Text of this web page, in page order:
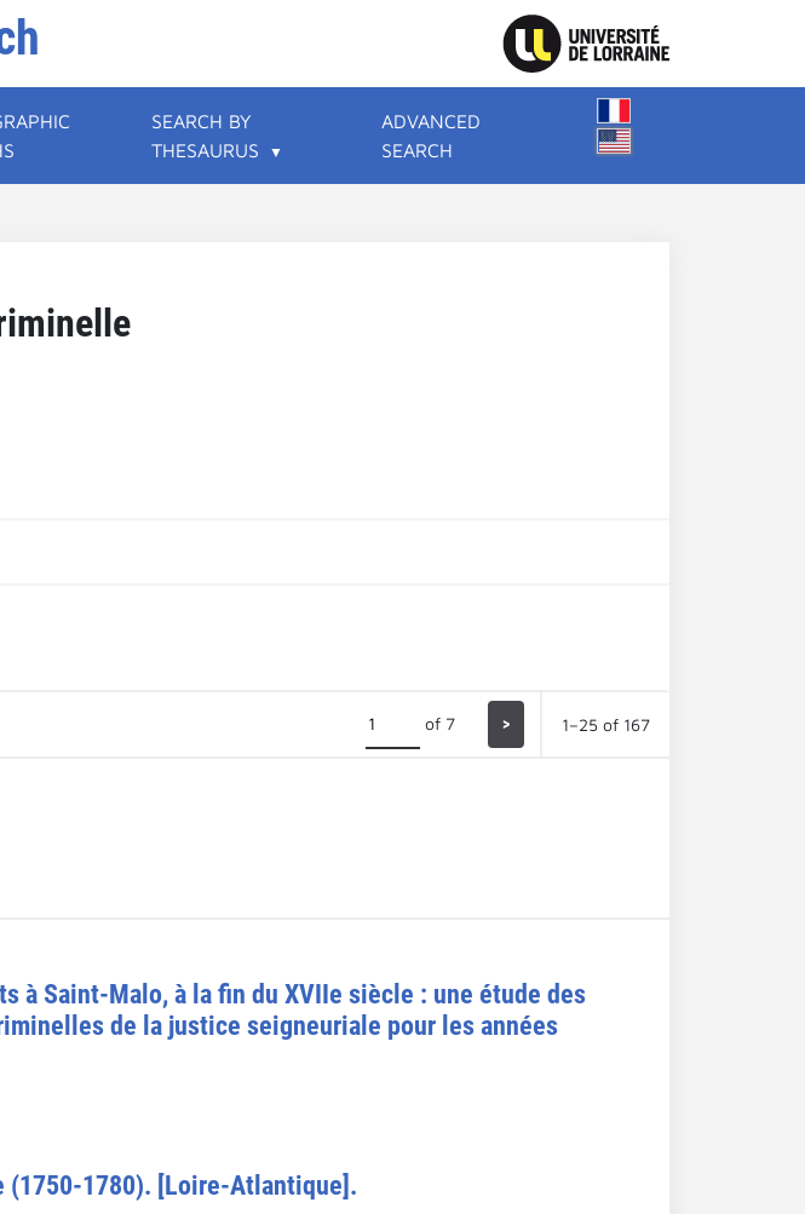
SEARCH BY
THESAURUS
ADVANCED
SEARCH
of 7 > 1–25 of 167
Saint-Malo, à la fin du XVIIe siècle : une étude des
de la justice seigneuriale pour les années
(1750-1780). [Loire-Atlantique].